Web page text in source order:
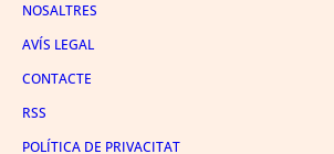
NOSALTRES
AVÍS LEGAL
CONTACTE
RSS
POLÍTICA DE PRIVACITAT